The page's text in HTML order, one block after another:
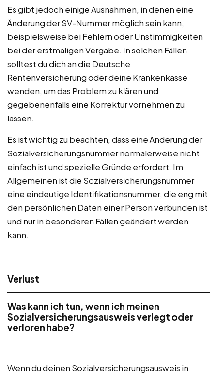
Es gibt jedoch einige Ausnahmen, in denen eine
Änderung der SV-Nummer möglich sein kann,
beispielsweise bei Fehlern oder Unstimmigkeiten
bei der erstmaligen Vergabe. In solchen Fällen
solltest du dich an die Deutsche
Rentenversicherung oder deine Krankenkasse
wenden, um das Problem zu klären und
gegebenenfalls eine Korrektur vornehmen zu
lassen.
Es ist wichtig zu beachten, dass eine Änderung der
Sozialversicherungsnummer normalerweise nicht
einfach ist und spezielle Gründe erfordert. Im
Allgemeinen ist die Sozialversicherungsnummer
eine eindeutige Identifikationsnummer, die eng mit
den persönlichen Daten einer Person verbunden ist
und nur in besonderen Fällen geändert werden
kann.
Verlust
Was kann ich tun, wenn ich meinen
Sozialversicherungsausweis verlegt oder
verloren habe?
Wenn du deinen Sozialversicherungsausweis in